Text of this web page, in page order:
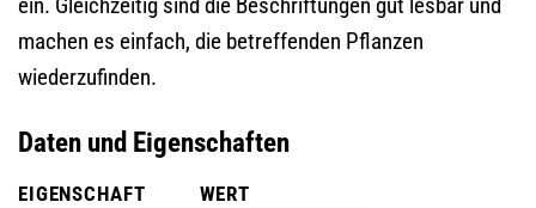
machen es einfach, die betreffenden Pflanzen
wiederzufinden.
Daten und Eigenschaften
EIGENSCHAFT
WERT